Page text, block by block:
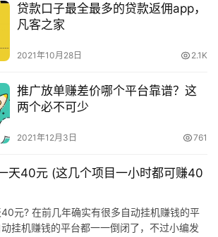
贷款口子最全最多的贷款返佣app，
凡客之家
2021年10月28日 2.1K
推广放单赚差价哪个平台靠谱？这
两个必不可少
2021年12月3日 761
天40元 (这几个项目一小时都可赚40
元? 在前几年确实有很多自动挂机赚钱的平
挂机赚钱的平台都一一倒闭了，不过小编发